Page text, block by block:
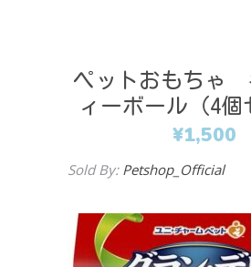
ペットおもちゃ
ィーボール（4個
¥1,500
Sold By: Petshop_Official